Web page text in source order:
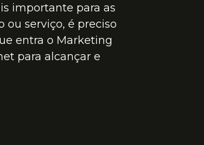
importante para as
ou serviço, é preciso
entra o Marketing
para alcançar e